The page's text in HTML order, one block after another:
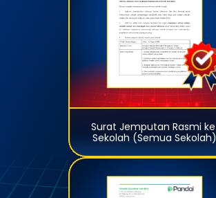
Surat Jemputan Rasmi ke
Sekolah (Semua Sekolah)